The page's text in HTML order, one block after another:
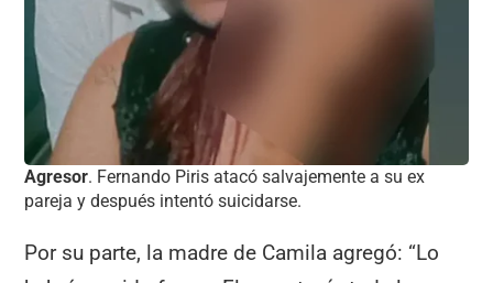
Agresor. Fernando Piris atacó salvajemente a su ex
pareja y después intentó suicidarse.
Por su parte, la madre de Camila agregó: “Lo